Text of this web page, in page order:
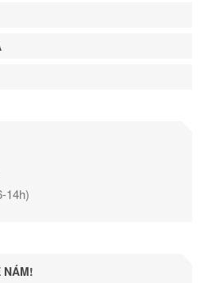
14h)
NÁM!